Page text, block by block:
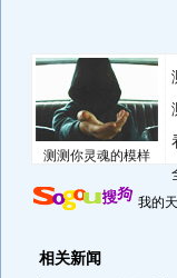
测测你灵魂的模样
我的
相关新闻